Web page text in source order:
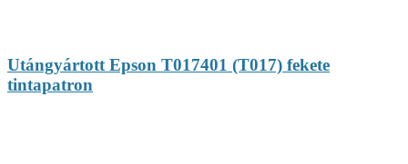
Utángyártott Epson T017401 (T017) fekete
tintapatron